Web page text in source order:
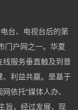
台、电视台后的第
门户网之一。华夏
线服务垂直触及到普
、利益共赢。是基于
依托“媒体人办、
旨，经过发展，现